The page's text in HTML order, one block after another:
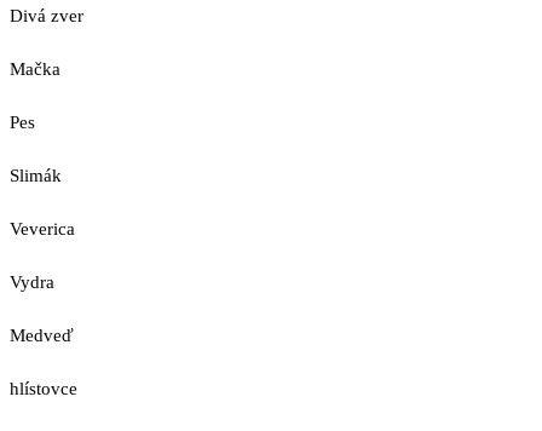
Divá zver
Mačka
Pes
Slimák
Veverica
Vydra
Medveď
hlístovce